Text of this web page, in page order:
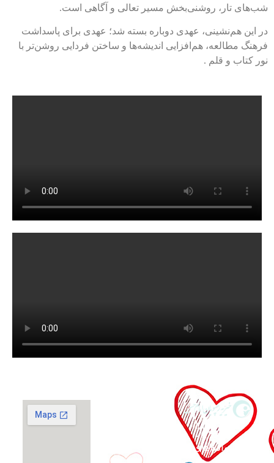
شب‌های تار، روشنی‌بخش مسیر تعالی و آگاهی است.
در این هم‌نشینی، عهدی دوباره بسته شد؛ عهدی برای پاسداشت
فرهنگ مطالعه، هم‌افزایی اندیشه‌ها و ساختن فردایی روشن‌تر با
نور کتاب و قلم .
حمایت از
خانواده‌های